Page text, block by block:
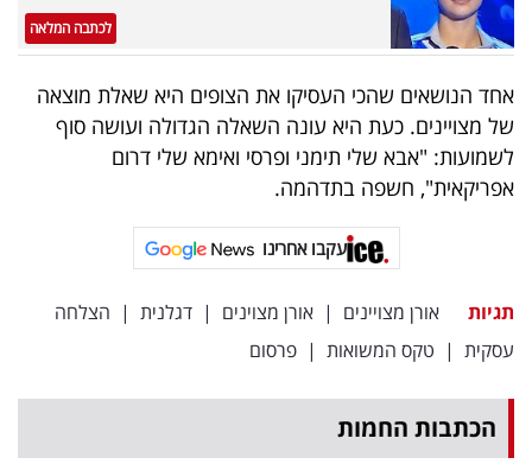
עקבו
לכתבה המלאה
אחד הנושאים שהכי העסיקו את הצופים היא שאלת מוצאה
של מצויינים. כעת היא עונה השאלה הגדולה ועושה סוף
לשמועות: "אבא שלי תימני ופרסי ואימא שלי דרום
אפריקאית", חשפה בתדהמה.
עקבו אחרינו
תגיות אורן מצויינים | אורן מצוינים | דגלנית | הצלחה
עסקית | טקס המשואות | פרסום
הכתבות החמות